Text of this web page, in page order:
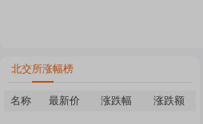
北交所涨幅榜
名称 最新价 涨跌幅 涨跌额